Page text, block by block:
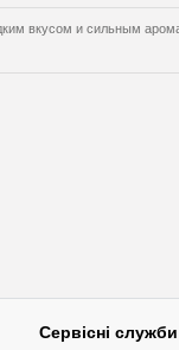
вкусом и сильным
Сервісні служби